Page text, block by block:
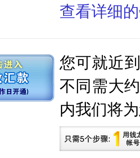
查看详细
您可就近
不同需大
内我们将